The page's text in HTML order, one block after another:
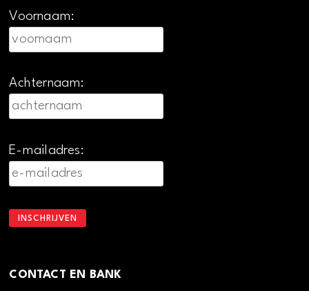
Voornaam:
Achternaam:
E-mailadres:
CONTACT EN BANK